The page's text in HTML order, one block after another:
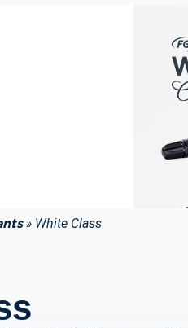
» White Class